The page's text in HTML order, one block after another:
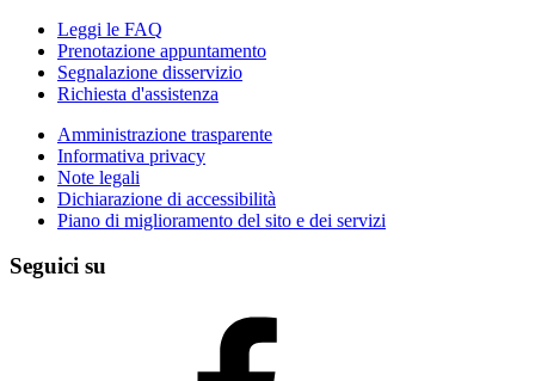
Leggi le FAQ
Prenotazione appuntamento
Segnalazione disservizio
Richiesta d'assistenza
Amministrazione trasparente
Informativa privacy
Note legali
Dichiarazione di accessibilità
Piano di miglioramento del sito e dei servizi
Seguici su